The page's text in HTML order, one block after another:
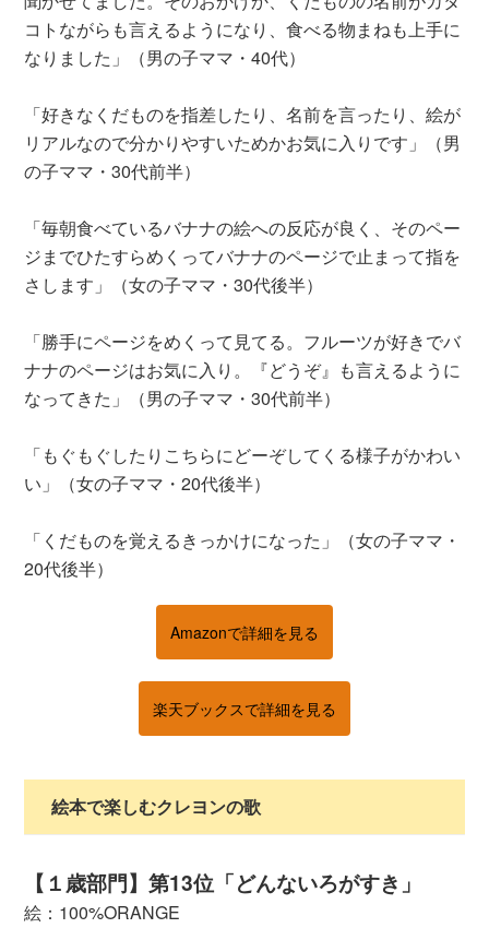
コトながらも言えるようになり、食べる物まねも上手に
なりました」（男の子ママ・40代）
「好きなくだものを指差したり、名前を言ったり、絵が
リアルなので分かりやすいためかお気に入りです」（男
の子ママ・30代前半）
「毎朝食べているバナナの絵への反応が良く、そのペー
ジまでひたすらめくってバナナのページで止まって指を
さします」（女の子ママ・30代後半）
「勝手にページをめくって見てる。フルーツが好きでバ
ナナのページはお気に入り。『どうぞ』も言えるように
なってきた」（男の子ママ・30代前半）
「もぐもぐしたりこちらにどーぞしてくる様子がかわい
い」（女の子ママ・20代後半）
「くだものを覚えるきっかけになった」（女の子ママ・
20代後半）
Amazonで詳細を見る
楽天ブックスで詳細を見る
絵本で楽しむクレヨンの歌
【１歳部門】第13位「どんないろがすき」
絵：100%ORANGE